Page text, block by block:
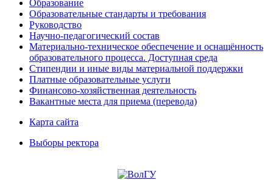
Образование
Образовательные стандарты и требования
Руководство
Научно-педагогический состав
Материально-техническое обеспечение и оснащённость
образовательного процесса. Доступная среда
Стипендии и иные виды материальной поддержки
Платные образовательные услуги
Финансово-хозяйственная деятельность
Вакантные места для приема (перевода)
Карта сайта
Выборы ректора